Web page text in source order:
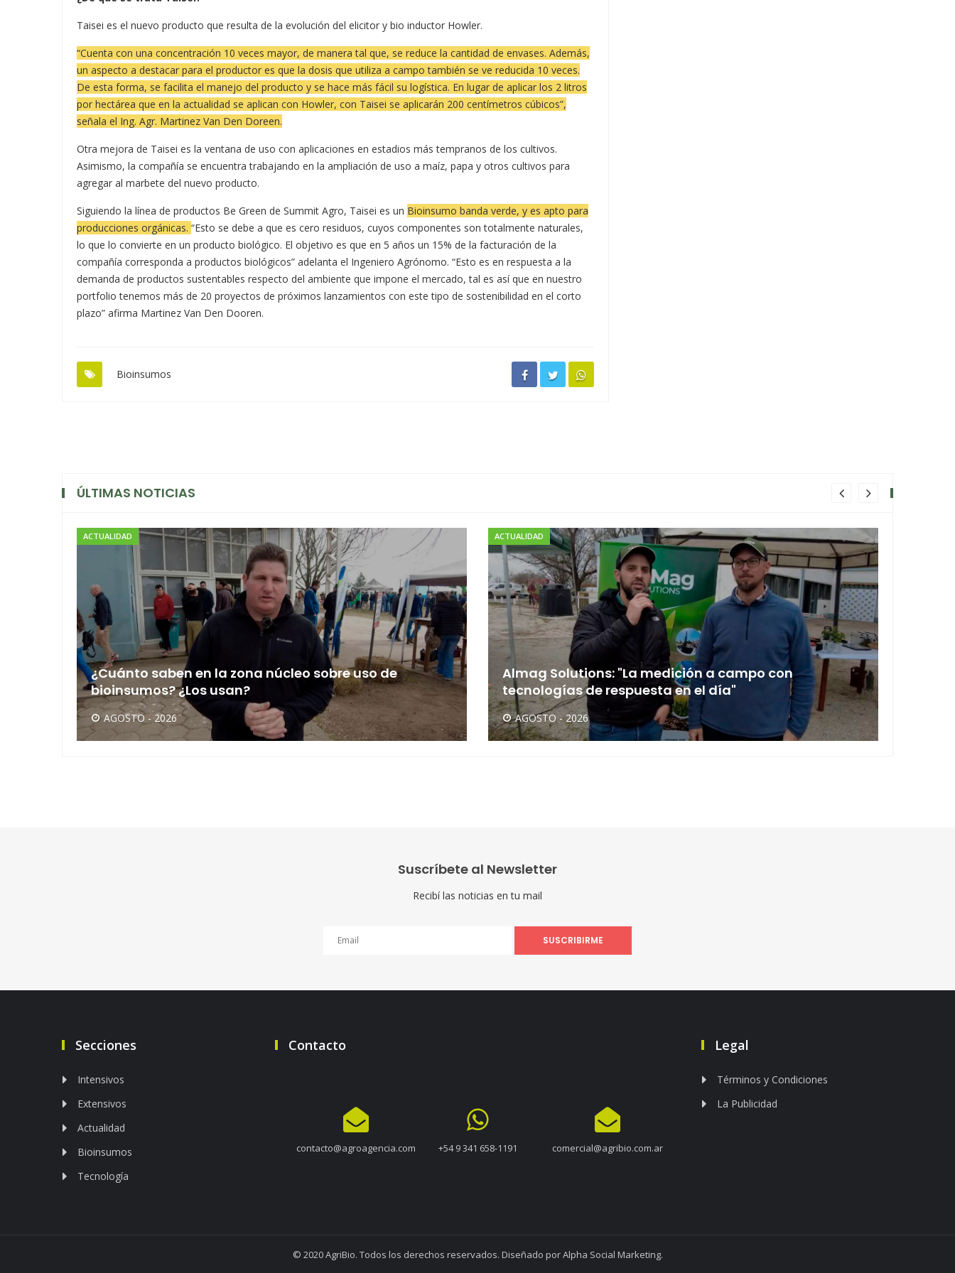
Taisei es el nuevo producto que resulta de la evolución del elicitor y bio inductor Howler.
“Cuenta con una concentración 10 veces mayor, de manera tal que, se reduce la cantidad de envases. Además,
un aspecto a destacar para el productor es que la dosis que utiliza a campo también se ve reducida 10 veces.
De esta forma, se facilita el manejo del producto y se hace más fácil su logística. En lugar de aplicar los 2 litros
por hectárea que en la actualidad se aplican con Howler, con Taisei se aplicarán 200 centímetros cúbicos”,
señala el Ing. Agr. Martinez Van Den Doreen.
Otra mejora de Taisei es la ventana de uso con aplicaciones en estadios más tempranos de los cultivos.
Asimismo, la compañía se encuentra trabajando en la ampliación de uso a maíz, papa y otros cultivos para
agregar al marbete del nuevo producto.
Siguiendo la línea de productos Be Green de Summit Agro, Taisei es un Bioinsumo banda verde, y es apto para
producciones orgánicas. “Esto se debe a que es cero residuos, cuyos componentes son totalmente naturales,
lo que lo convierte en un producto biológico. El objetivo es que en 5 años un 15% de la facturación de la
compañía corresponda a productos biológicos” adelanta el Ingeniero Agrónomo. “Esto es en respuesta a la
demanda de productos sustentables respecto del ambiente que impone el mercado, tal es así que en nuestro
portfolio tenemos más de 20 proyectos de próximos lanzamientos con este tipo de sostenibilidad en el corto
plazo” afirma Martinez Van Den Dooren.
Bioinsumos
ÚLTIMAS NOTICIAS
ACTUALIDAD
¿Cuánto saben en la zona núcleo sobre uso de
bioinsumos? ¿Los usan?
AGOSTO - 2026
ACTUALIDAD
Almag Solutions: "La medición a campo con
tecnologías de respuesta en el día"
AGOSTO - 2026
Suscríbete al Newsletter
Recibí las noticias en tu mail
SUSCRIBIRME
Secciones
Intensivos
Extensivos
Actualidad
Bioinsumos
Tecnología
Contacto
contacto@agroagencia.com +54 9 341 658-1191 comercial@agribio.com.ar
Legal
Términos y Condiciones
La Publicidad
© 2020 AgriBio. Todos los derechos reservados. Diseñado porAlpha Social Marketing.